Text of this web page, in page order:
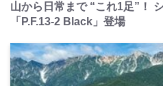
山から日常まで “これ1足”！
「P.F.13-2 Black」登場